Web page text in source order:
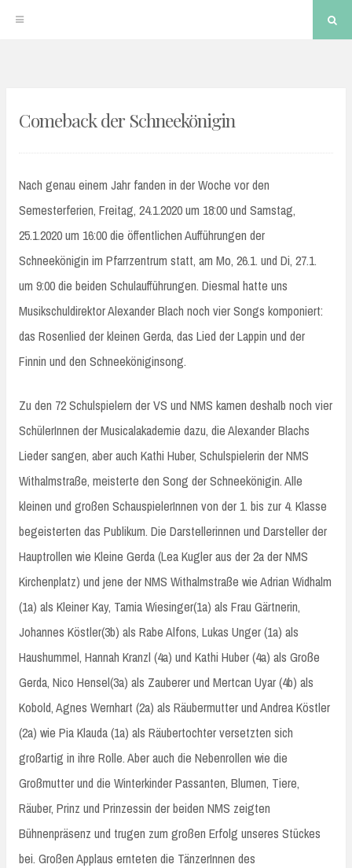
content
Comeback der Schneekönigin
Nach genau einem Jahr fanden in der Woche vor den
Semesterferien, Freitag, 24.1.2020 um 18:00 und Samstag,
25.1.2020 um 16:00 die öffentlichen Aufführungen der
Schneekönigin im Pfarrzentrum statt, am Mo, 26.1. und Di, 27.1.
um 9:00 die beiden Schulaufführungen. Diesmal hatte uns
Musikschuldirektor Alexander Blach noch vier Songs komponiert:
das Rosenlied der kleinen Gerda, das Lied der Lappin und der
Finnin und den Schneeköniginsong.
Zu den 72 Schulspielern der VS und NMS kamen deshalb noch vier
SchülerInnen der Musicalakademie dazu, die Alexander Blachs
Lieder sangen, aber auch Kathi Huber, Schulspielerin der NMS
Withalmstraße, meisterte den Song der Schneekönigin. Alle
kleinen und großen SchauspielerInnen von der 1. bis zur 4. Klasse
begeisterten das Publikum. Die Darstellerinnen und Darsteller der
Hauptrollen wie Kleine Gerda (Lea Kugler aus der 2a der NMS
Kirchenplatz) und jene der NMS Withalmstraße wie Adrian Widhalm
(1a) als Kleiner Kay, Tamia Wiesinger(1a) als Frau Gärtnerin,
Johannes Köstler(3b) als Rabe Alfons, Lukas Unger (1a) als
Haushummel, Hannah Kranzl (4a) und Kathi Huber (4a) als Große
Gerda, Nico Hensel(3a) als Zauberer und Mertcan Uyar (4b) als
Kobold, Agnes Wernhart (2a) als Räubermutter und Andrea Köstler
(2a) wie Pia Klauda (1a) als Räubertochter versetzten sich
großartig in ihre Rolle. Aber auch die Nebenrollen wie die
Großmutter und die Winterkinder Passanten, Blumen, Tiere,
Räuber, Prinz und Prinzessin der beiden NMS zeigten
Bühnenpräsenz und trugen zum großen Erfolg unseres Stückes
bei. Großen Applaus ernteten die TänzerInnen des